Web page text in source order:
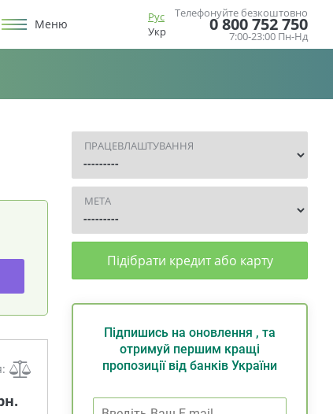
Меню
Рус
Укр
Телефонуйте безкоштовно
0 800 752 750
7:00-23:00 Пн-Нд
ПРАЦЕВЛАШТУВАННЯ
МЕТА
Підібрати кредит або карту
Підпишись на оновлення , та
отримуй першим кращі
пропозиції від банків України